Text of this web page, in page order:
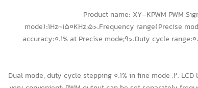
1>.Product name: XY-KPWM
mode):1Hz~150KHz;5>.Frequency range(Precise
accuracy:0.1% at Precise mode;9>.Duty cycle
1. Dual mode, duty cycle stepping 0.1% in fine mode ;2.